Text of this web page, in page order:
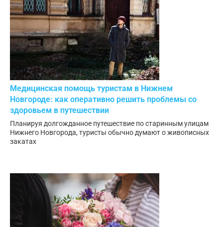
Медицинская помощь туристам в Нижнем
Новгороде: как оперативно решить проблемы со
здоровьем в путешествии
Планируя долгожданное путешествие по старинным улицам
Нижнего Новгорода, туристы обычно думают о живописных
закатах